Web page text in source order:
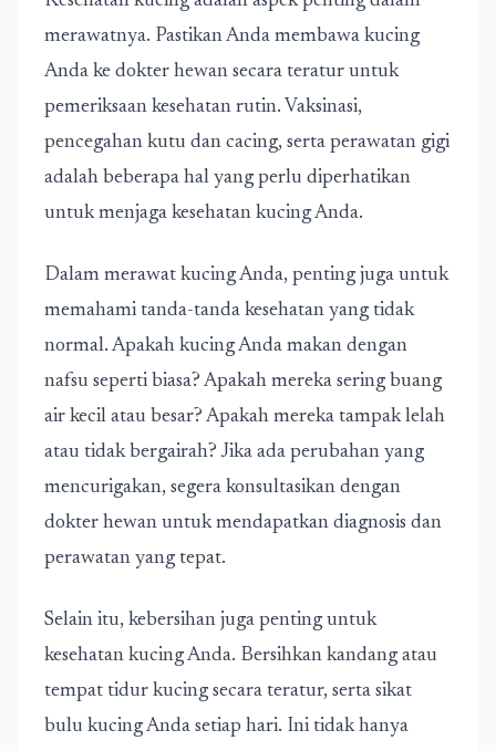
merawatnya. Pastikan Anda membawa kucing
Anda ke dokter hewan secara teratur untuk
pemeriksaan kesehatan rutin. Vaksinasi,
pencegahan kutu dan cacing, serta perawatan gigi
adalah beberapa hal yang perlu diperhatikan
untuk menjaga kesehatan kucing Anda.
Dalam merawat kucing Anda, penting juga untuk
memahami tanda-tanda kesehatan yang tidak
normal. Apakah kucing Anda makan dengan
nafsu seperti biasa? Apakah mereka sering buang
air kecil atau besar? Apakah mereka tampak lelah
atau tidak bergairah? Jika ada perubahan yang
mencurigakan, segera konsultasikan dengan
dokter hewan untuk mendapatkan diagnosis dan
perawatan yang tepat.
Selain itu, kebersihan juga penting untuk
kesehatan kucing Anda. Bersihkan kandang atau
tempat tidur kucing secara teratur, serta sikat
bulu kucing Anda setiap hari. Ini tidak hanya